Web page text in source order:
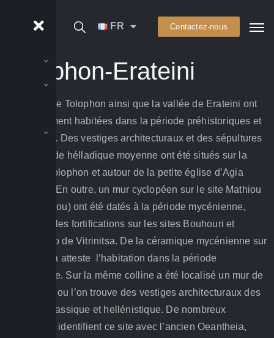
FR Contactez-nous
Tolophon-Erateini
La région de Tolophon ainsi que la vallée de Erateini ont
été densément habitées dans la période préhistoriques et
historiques. Des vestiges architecturaux et des sépultures
de la période hélladique moyenne ont été situés sur la
plage de Tolophon et autour de la petite église d’Agia
Paraskevi. En outre, un mur cyclopéen sur le site Mathiou
(ou Marathiou) ont été datés à la période mycénienne,
même que les fortifications sur les sites Bouhouri et
Palaeokstro de Vitrinitsa. De la céramique mycénienne sur
le site Pitha atteste l’habitation dans la période
mycénienne. Sur la même colline a été localisé un mur de
fortification ou l’on trouve des vestiges architecturaux des
périodes classique et hellénistique. De nombreux
chercheurs identifient ce site avec l’ancien Oeantheia,